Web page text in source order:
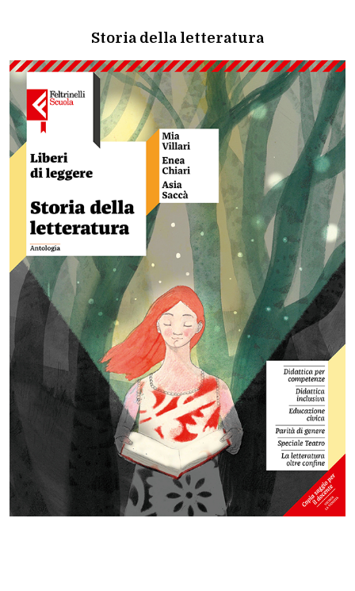
Storia della letteratura